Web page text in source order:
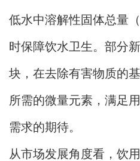
低水中溶解性固体总量
时保障饮水卫生。部分
块，在去除有害物质的
所需的微量元素，满足
需求的期待。
从市场发展角度看，饮